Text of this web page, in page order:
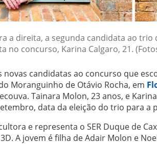
a direita, a segunda candidata ao trio
no concurso, Karina Calgaro, 21.
novas candidatas ao concurso que
Moranguinho de Otávio Rocha, em
Tainara Molon, 23 anos, e
data da eleição do trio para a
e representa o SER Duque de
A jovem é filha de Adair Molon e